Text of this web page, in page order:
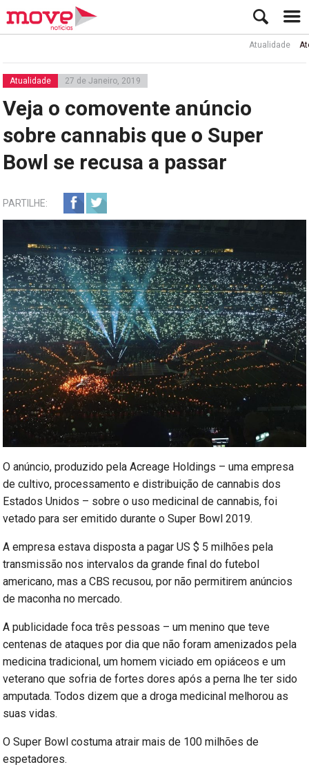
Atualidade Ator
Atualidade 27 de Janeiro, 2019
Veja o comovente anúncio
sobre cannabis que o Super
Bowl se recusa a passar
PARTILHE:
O anúncio, produzido pela Acreage Holdings – uma empresa
de cultivo, processamento e distribuição de cannabis dos
Estados Unidos – sobre o uso medicinal de cannabis, foi
vetado para ser emitido durante o Super Bowl 2019.
A empresa estava disposta a pagar US $ 5 milhões pela
transmissão nos intervalos da grande final do futebol
americano, mas a CBS recusou, por não permitirem anúncios
de maconha no mercado.
A publicidade foca três pessoas – um menino que teve
centenas de ataques por dia que não foram amenizados pela
medicina tradicional, um homem viciado em opiáceos e um
veterano que sofria de fortes dores após a perna lhe ter sido
amputada. Todos dizem que a droga medicinal melhorou as
suas vidas.
O Super Bowl costuma atrair mais de 100 milhões de
espetadores.